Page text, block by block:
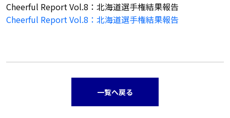
Cheerful Report Vol.8：北海道選手権結果報告
Cheerful Report Vol.8：北海道選手権結果報告
一覧へ戻る